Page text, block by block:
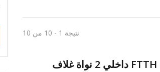
نتيجة 1 - 10 من 10
كابل سحب من نوع القوس لشبكة الوصول FTTH GJXFH داخلي 2 نواة غلاف